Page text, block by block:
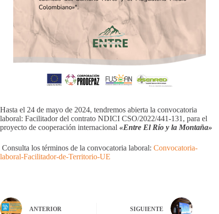
Hasta el 24 de mayo de 2024, tendremos abierta la convocatoria
laboral: Facilitador del contrato NDICI CSO/2022/441-131, para el
proyecto de cooperación internacional «Entre El Río y la Montaña»
Consulta los términos de la convocatoria laboral: Convocatoria-
laboral-Facilitador-de-Territorio-UE
ANTERIOR SIGUIENTE